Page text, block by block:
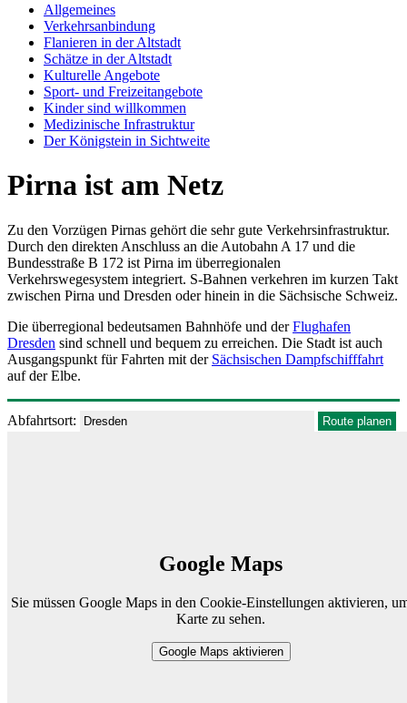
Allgemeines
Verkehrsanbindung
Flanieren in der Altstadt
Schätze in der Altstadt
Kulturelle Angebote
Sport- und Freizeitangebote
Kinder sind willkommen
Medizinische Infrastruktur
Der Königstein in Sichtweite
Pirna ist am Netz
Zu den Vorzügen Pirnas gehört die sehr gute Verkehrsinfrastruktur.
Durch den direkten Anschluss an die Autobahn A 17 und die
Bundesstraße B 172 ist Pirna im überregionalen
Verkehrswegesystem integriert. S-Bahnen verkehren im kurzen Takt
zwischen Pirna und Dresden oder hinein in die Sächsische Schweiz.
Die überregional bedeutsamen Bahnhöfe und derFlughafen
Dresden sind schnell und bequem zu erreichen. Die Stadt ist auch
Ausgangspunkt für Fahrten mit der Sächsischen Dampfschifffahrt
auf der Elbe.
Abfahrtsort:
Google Maps
Sie müssen Google Maps in den Cookie-Einstellungen aktivieren,
Karte zu sehen.
Google Maps aktivieren